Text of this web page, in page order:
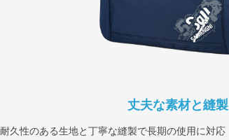
丈夫な素材と縫製
耐久性のある生地と丁寧な縫製で長期の使用に対応